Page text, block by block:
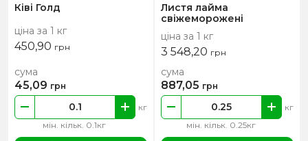
Ківі Голд
ціна за 1 кг
450,90 грн
мін. кільк. 0.1кг
кг
сума
45,09 грн
Листя лайма
свіжеморожені
ціна за 1 кг
3 548,20 грн
мін. кільк. 0.25кг
кг
сума
887,05 грн